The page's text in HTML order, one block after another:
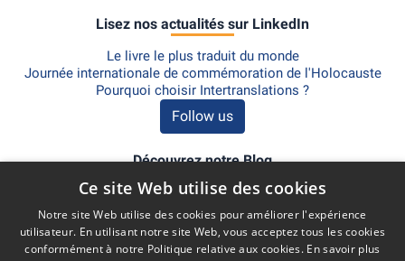
Lisez nos actualités sur LinkedIn
Le livre le plus traduit du monde
Journée internationale de commémoration de l'Holocauste
Pourquoi choisir Intertranslations ?
Follow us
Découvrez notre Blog
Intertranslations reçoit la certification ISO 18587:2017 pour la post-
édition de traduction automatique
Post-édition de la traduction automatique et certification ISO
18587:2017
Ce site Web utilise des cookies
Notre site Web utilise des cookies pour améliorer l'expérience
utilisateur. En utilisant notre site Web, vous acceptez tous les cookies
conformément à notre Politique relative aux cookies. En savoir plus